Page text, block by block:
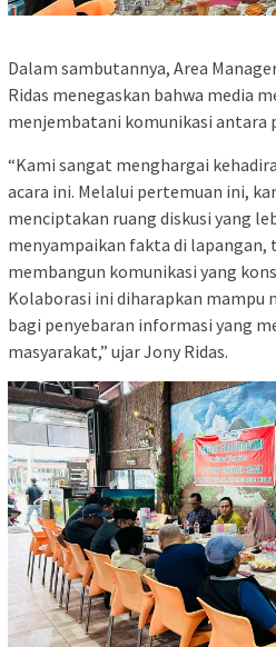
Dalam sambutannya, Area
Ridas menegaskan bahwa media
menjembatani komunikasi antara
“Kami sangat menghargai
acara ini. Melalui pertemuan ini,
menciptakan ruang diskusi yang
menyampaikan fakta di lapangan,
membangun komunikasi yang
Kolaborasi ini diharapkan
bagi penyebaran informasi yang
masyarakat,” ujar Jony Ridas.